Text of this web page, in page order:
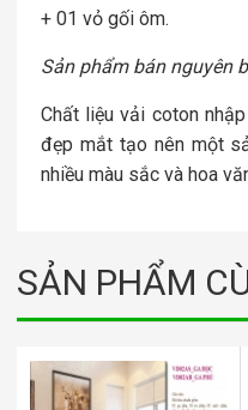
+ 01 vỏ gối ôm.
Sản phẩm bán nguyên
Chất liệu vải coton
đẹp mắt tạo nên một
nhiều màu sắc và hoa
SẢN PHẨM
NỆM - ĐỆM CAO SU
9.050.000 VND
7.960.000 VND